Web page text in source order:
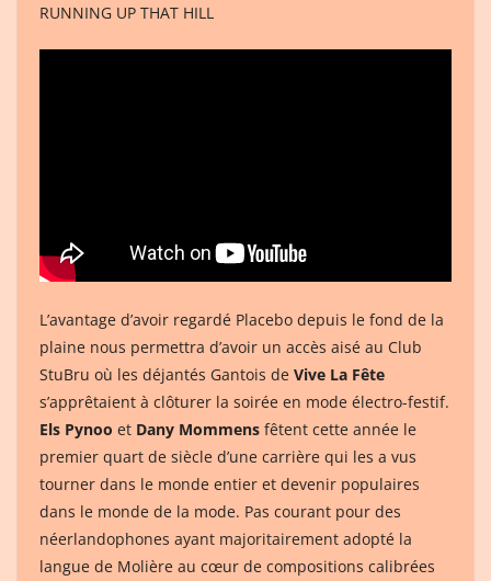
RUNNING UP THAT HILL
L’avantage d’avoir regardé Placebo depuis le fond de la
plaine nous permettra d’avoir un accès aisé au Club
StuBru où les déjantés Gantois de Vive La Fête
s’apprêtaient à clôturer la soirée en mode électro-festif.
Els Pynoo et Dany Mommens fêtent cette année le
premier quart de siècle d’une carrière qui les a vus
tourner dans le monde entier et devenir populaires
dans le monde de la mode. Pas courant pour des
néerlandophones ayant majoritairement adopté la
langue de Molière au cœur de compositions calibrées